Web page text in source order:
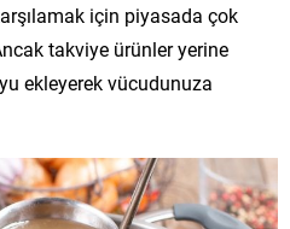
için piyasada çok
takviye ürünler yerine
ekleyerek vücudunuza